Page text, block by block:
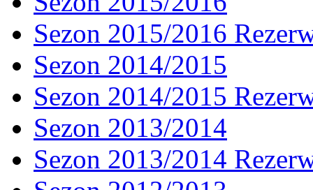
Sezon 2015/2016
Sezon 2014/2015
Sezon 2014/2015
Sezon 2013/2014
Sezon 2013/2014